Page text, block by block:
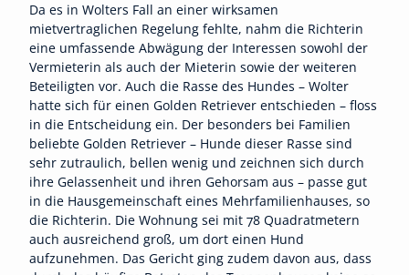
Da es in Wolters Fall an einer wirksamen
mietvertraglichen Regelung fehlte, nahm die Richterin
eine umfassende Abwägung der Interessen sowohl der
Vermieterin als auch der Mieterin sowie der weiteren
Beteiligten vor. Auch die Rasse des Hundes – Wolter
hatte sich für einen Golden Retriever entschieden – floss
in die Entscheidung ein. Der besonders bei Familien
beliebte Golden Retriever – Hunde dieser Rasse sind
sehr zutraulich, bellen wenig und zeichnen sich durch
ihre Gelassenheit und ihren Gehorsam aus – passe gut
in die Hausgemeinschaft eines Mehrfamilienhauses, so
die Richterin. Die Wohnung sei mit 78 Quadratmetern
auch ausreichend groß, um dort einen Hund
aufzunehmen. Das Gericht ging zudem davon aus, dass